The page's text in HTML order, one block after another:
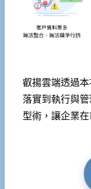
叡揚雲端透過
落實到執行與
型術，讓企業